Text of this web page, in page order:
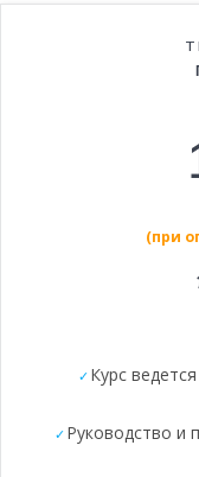
(при
Курс
Руководство и